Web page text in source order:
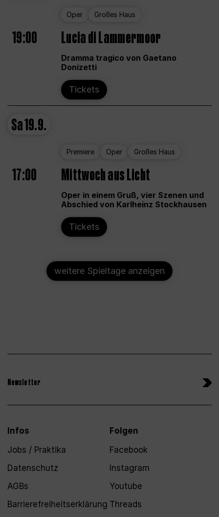
Oper Großes Haus
19:00 Lucia di Lammermoor
Dramma tragico von Gaetano
Donizetti
Tickets
Sa19.9.
Premiere Oper Großes Haus
17:00 Mittwoch aus Licht
Oper in einem Gruß, vier Szenen und
Abschied von Karlheinz Stockhausen
Tickets
weitere Spieltage anzeigen
Newsletter
Infos
Jobs / Praktika
Datenschutz
AGBs
Barrierefreiheitserklärung
Folgen
Facebook
Instagram
Youtube
Threads